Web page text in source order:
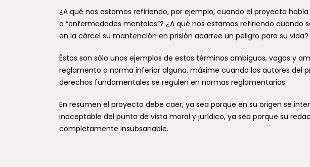
¿A qué nos estamos refiriendo, por ejemplo, cuando el proyecto
a “enfermedades mentales”? ¿A qué nos estamos refiriendo
en la cárcel su mantención en prisión acarree un peligro para su
Éstos son sólo unos ejemplos de estos términos ambiguos, vagos y
reglamento o norma inferior alguna, máxime cuando los autores del
derechos fundamentales se regulen en normas reglamentarias.
En resumen el proyecto debe caer, ya sea porque en su origen se
inaceptable del punto de vista moral y jurídico, ya sea porque su
completamente insubsanable.